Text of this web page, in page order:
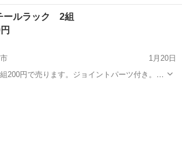
がよく外れてしまいます。 そのため買い換え
ゃいまし...
収納家具
ールラック 2組
1月20日
200円で売ります。ジョイントパーツ付き。2